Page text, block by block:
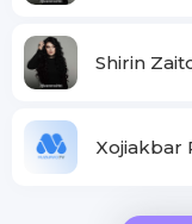
Shirin
Xojiakbar